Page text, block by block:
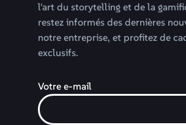
l'art du storytelling et de la
restez informés des dernières
notre entreprise, et profitez de
exclusifs.
Votre e-mail